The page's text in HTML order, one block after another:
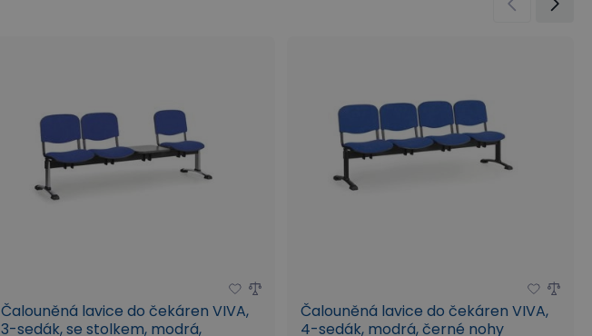
Čalouněná lavice do čekáren VIVA,
3-sedák, se stolkem, modrá,
Čalouněná lavice do čekáren VIVA,
4-sedák, modrá, černé nohy